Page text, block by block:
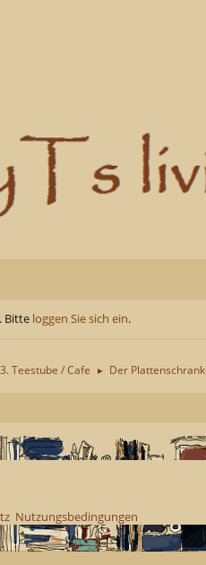
Bitte loggen Sie sich ein.
Teestube / Cafe ► Der Plattenschrank
Nutzungsbedingungen